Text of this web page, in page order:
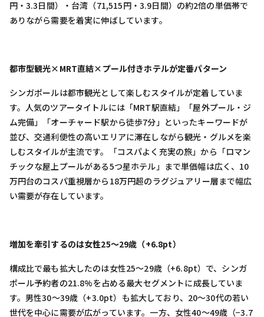
円・3.3日間）・台湾（71,515円・3.9日間）の約2倍の単価帯で
ありながら需要を着実に伸ばしています。
都市型観光×MRT直結×プール付きホテルが定番パターン
シンガポールは都市観光として楽しむスタイルが定着していま
す。人気のツアータイトルには「MRT駅直結」「屋外プール・ジ
ム完備」「オーチャード駅から徒歩7分」といったキーワードが
並び、交通利便性の高いエリアに滞在しながら観光・グルメを楽
しむスタイルが主流です。「コスパよく充実の旅」から「ロマン
チックな屋上プールがある5つ星ホテル」まで単価幅は広く、10
万円台のコスパ重視層から18万円超のラグジュアリー層まで幅広
い需要が存在しています。
増加を牽引するのは女性25〜29歳（+6.8pt）
構成比で最も拡大したのは女性25〜29歳（+6.8pt）で、シンガ
ポール予約者の21.8%を占める最大セグメントに成長していま
す。男性30〜39歳（+3.0pt）も拡大しており、20〜30代の若い
世代を中心に需要が広がっています。一方、女性40〜49歳（−3.7